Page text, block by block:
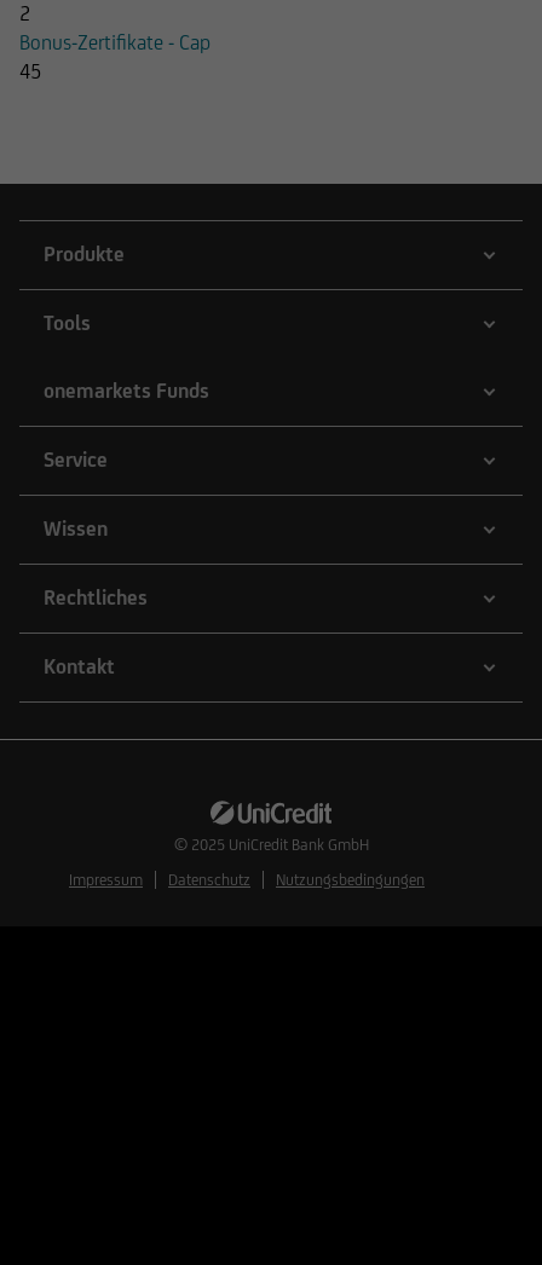
2
Bonus-Zertifikate - Cap
45
Produkte
Tools
onemarkets Funds
Service
Wissen
Rechtliches
Kontakt
© 2025 UniCredit Bank GmbH
Impressum
Datenschutz Nutzungsbedingungen